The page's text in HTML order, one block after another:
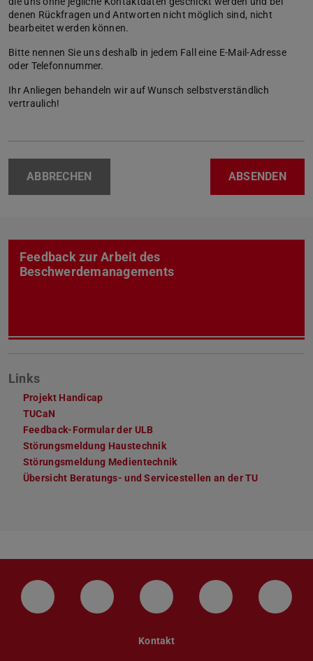
denen Rückfragen und Antworten nicht möglich sind, nicht
bearbeitet werden können.
Bitte nennen Sie uns deshalb in jedem Fall eine E-Mail-Adresse
oder Telefonnummer.
Ihr Anliegen behandeln wir auf Wunsch selbstverständlich
vertraulich!
ABBRECHEN ABSENDEN
Feedback zur Arbeit des
Beschwerdemanagements
Links
Projekt Handicap
TUCaN
Feedback-Formular der ULB
Störungsmeldung Haustechnik
Störungsmeldung Medientechnik
Übersicht Beratungs- und Servicestellen an der TU
LinkedIn-Seite der TU Darmstadt
Instagram-Kanal der TU
Bluesky-Kanal der TU
Facebook-
Kontakt